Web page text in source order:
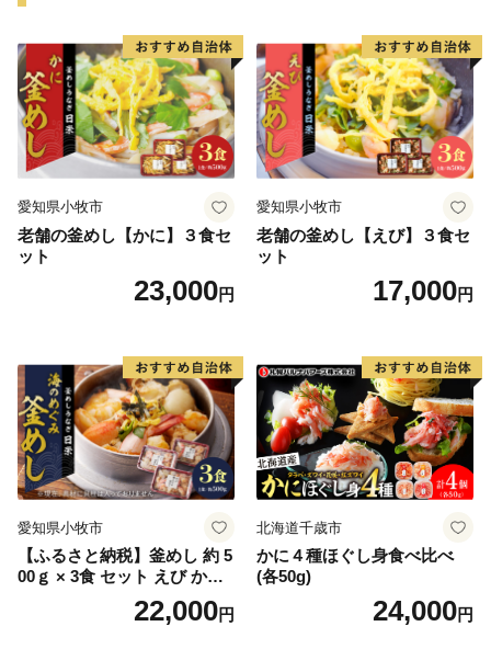
をお送りいたします。はがきが届きましたら、以下のい
ずれかの方法でお手続きをお願い申し上げます。
1. オンラインで申請する（推奨・最短1分）
スマートフォンアプリ「IAM（アイアム）」を利用
し、マイナンバーカードをかざすだけで、紙の提出や切
2. ご自身でダウンロードして郵送する
「ふるまど」等のサイトより申請書をダウンロード・
の郵送を希望される場合は、お手数ですが「受領証明書
（はがき）」が届き次第、記載されている案内窓口まで
お申し付けください。
愛知県小牧市
老舗の釜めし【かに】３食セ
ット
23,000円
愛知県小牧市
老舗の釜めし【えび】３食セ
ット
17,000円
愛知県小牧市
【ふるさと納税】釜めし 約 5
00ｇ × 3食 セット えび かに
海のめぐみ 老舗 急速冷凍 レ
ンチン 時短 簡単調理 食品 加
22,000円
北海道千歳市
かに４種ほぐし身食べ比べ
(各50g)
24,000円